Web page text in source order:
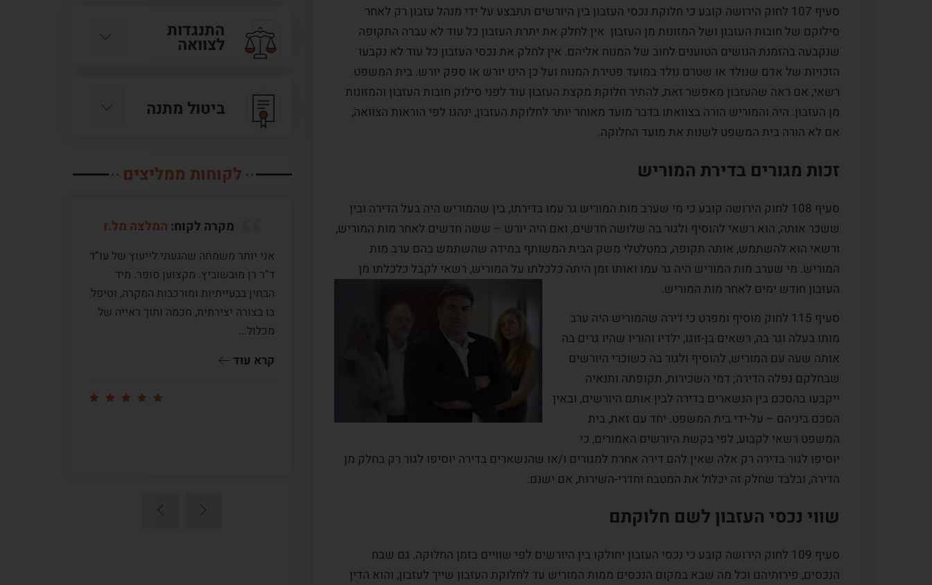
סעיף 107 לחוק הירושה קובע כי חלוקת נכסי העזבון בין היורשים תתבצע על ידי מנהל עזבון רק לאחר
סילוקם של חובות העזבון ושל המזונות מן העזבון אין לחלק את יתרת העזבון כל עוד לא עברה התקופה
שנקבעה בהזמנת הנושים הטוענים לחוב של המנוח אליהם. אין לחלק את נכסי העזבון כל עוד לא נקבעו
הזכויות של אדם שנולד או שטרם נולד במועד פטירת המנוח ועל כן הינו יורש או ספק יורש. בית המשפט
רשאי, אם ראה שהעזבון מאפשר זאת, להתיר חלוקת מקצת העזבון עוד לפני סילוק חובות העזבון והמזונות
מן העזבון. היה והמוריש הורה בצוואתו בדבר מועד מאוחר יותר לחלוקת העזבון, ינהגו לפי הוראות הצוואה,
אם לא הורה בית המשפט לשנות את מועד החלוקה.
זכות מגורים בדירת המוריש
סעיף 108 לחוק הירושה קובע כי מי שערב מות המוריש גר עמו בדירתו, בין שהמוריש היה בעל הדירה ובין
ששכר אותה, הוא רשאי להוסיף ולגור בה שלושה חדשים, ואם היה יורש – ששה חדשים לאחר מות המוריש,
ורשאי הוא להשתמש, אותה תקופה, במטלטלי משק הבית המשותף במידה שהשתמש בהם ערב מות
המוריש. מי שערב מות המוריש היה גר עמו ואותו זמן היתה כלכלתו על המוריש, רשאי לקבל כלכלתו מן
העזבון חודש ימים לאחר מות המוריש.
סעיף 115 לחוק מוסיף ומפרט כי דירה שהמוריש היה ערב
מותו בעלה וגר בה, רשאים בן-זוגו, ילדיו והוריו שהיו גרים בה
אותה שעה עם המוריש, להוסיף ולגור בה כשוכרי היורשים
שבחלקם נפלה הדירה; דמי השכירות, תקופתה ותנאיה
ייקבעו בהסכם בין הנשארים בדירה לבין אותם היורשים, ובאין
הסכם ביניהם – על-ידי בית המשפט. יחד עם זאת, בית
המשפט רשאי לקבוע, לפי בקשת היורשים האמורים, כי
יוסיפו לגור בדירה רק אלה שאין להם דירה אחרת למגורים ו/או שהנשארים בדירה יוסיפו לגור רק בחלק מן
הדירה, ובלבד שחלק זה יכלול את המטבח וחדרי-השירות, אם ישנם.
שווי נכסי העזבון לשם חלוקתם
סעיף 109 לחוק הירושה קובע כי נכסי העזבון יחולקו בין היורשים לפי שוויים בזמן החלוקה. גם שבח
הנכסים, פירותיהם וכל מה שבא במקום הנכסים ממות המוריש עד לחלוקת העזבון שייך לעזבון, והוא הדין
התנגדות
לצוואה
ביטול מתנה
לקוחות ממליצים
המלצה מס.ו
מובשוביץ. מודים לך על
מורכב זה כמובן
המשרד שהיה קשוב לכל
ראוי לציון. שוב תודה
מקרה לקוח:המלצה מא.
רן מובשוביץ הוא אדם איכפתי הניחן
ביכולת הסתכלות על כל האופציות
הקיימות, אפילו ההזויות ביניהן, תוך אי
חשש מסיעור מוחות בשלבו ידע ויכולת
פתיחות ללמידה. השילוב בין תכונות אלו
להיותו אסטרטג המתכנן לטווח...
קרא עוד
א., מרכז הארץ
מקרה לקוח:המלצה מדוד
היתה לי הזכות להכיר אדם ואיש מקצוע
כמוך. מודה אני לבורא עולם על שזיכני
וטיפולך בסוגיות שעמדו בפניך. אציין כי
רבים וטובים ממכריי, ידידיי וחבריי
שחלקם אנשי מקצוע בכירים,...
קרא עוד
דוד ו., ירושלים
מקרה לקוח: המלצה מל.ז
אני יותר משמחה שהגעתי לייעוץ של עו”ד
ד”ר רן מובשוביץ. מקצוען סופר. מיד
הבחין בבעייתיות ומורכבות המקרה, וטיפל
בו בצורה יצירתית, חכמה ותוך ראייה של
מכלול...
קרא עוד